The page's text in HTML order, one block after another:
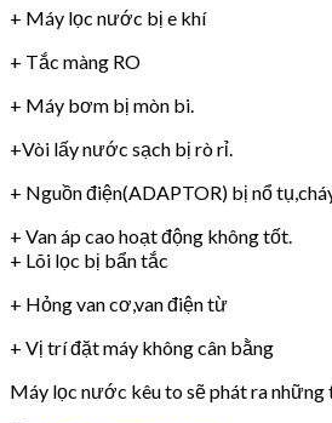
+ Máy lọc nước bị e khí
+ Tắc màng RO
+ Máy bơm bị mòn bi.
+Vòi lấy nước sạch bị rò rỉ.
+ Nguồn điện(ADAPTOR) bị nổ
+ Van áp cao hoạt động không tốt.
+ Lõi lọc bị bẩn tắc
+ Hỏng van cơ,van điện từ
+ Vị trí đặt máy không cân bằng
Máy lọc nước kêu to sẽ phát ra những